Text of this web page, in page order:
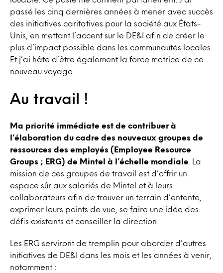
passé les cinq dernières années à mener avec succès
des initiatives caritatives pour la société aux États-
Unis, en mettant l’accent sur le DE&I afin de créer le
plus d’impact possible dans les communautés locales.
Et j’ai hâte d’être également la force motrice de ce
nouveau voyage.
Au travail !
Ma priorité immédiate est de contribuer à
l’élaboration du cadre des nouveaux groupes de
ressources des employés (Employee Resource
Groups ; ERG) de Mintel à l’échelle mondiale . La
mission de ces groupes de travail est d’offrir un
espace sûr aux salariés de Mintel et à leurs
collaborateurs afin de trouver un terrain d’entente,
exprimer leurs points de vue, se faire une idée des
défis existants et conseiller la direction.
Les ERG serviront de tremplin pour aborder d’autres
initiatives de DE&I dans les mois et les années à venir,
notamment :